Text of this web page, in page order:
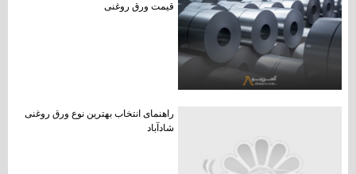
قیمت ورق روغنی
راهنمای انتخاب بهترین نوع ورق روغنی
شادآباد